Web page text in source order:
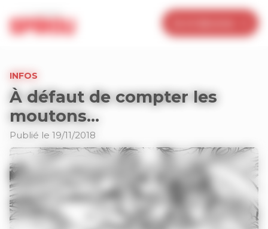
INFOS
À défaut de compter les
moutons…
Publié le 19/11/2018